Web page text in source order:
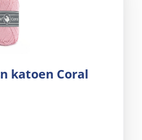
katoen Coral